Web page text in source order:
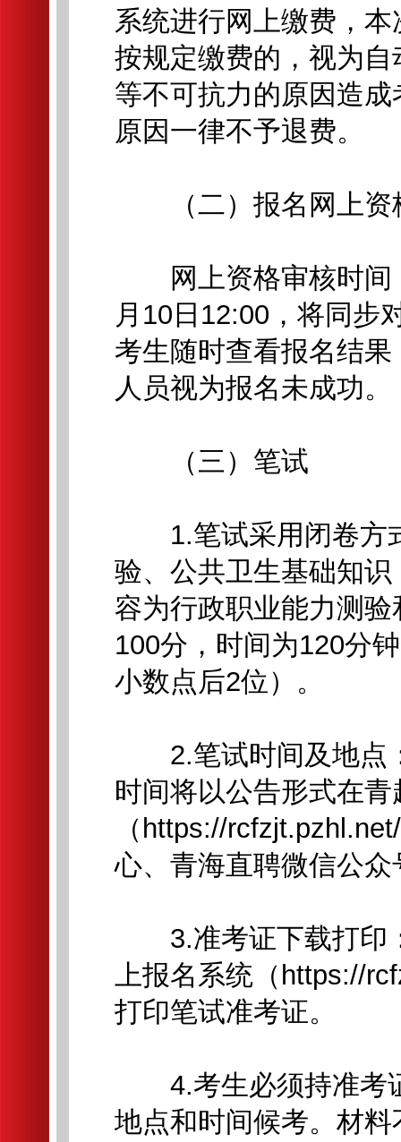
系统进行网上缴费，
按规定缴费的，视为
等不可抗力的原因造
原因一律不予退费。
（二）报名网上资
网上资格审核时间
月10日12:00，将同步
考生随时查看报名结
人员视为报名未成功。
（三）笔试
1.笔试采用闭卷方
验、公共卫生基础知
容为行政职业能力测
100分，时间为120分
小数点后2位）。
2.笔试时间及地点
时间将以公告形式在
（https://
心、青海直聘微信公
3.准考证下载打印
上报名系统（https://
打印笔试准考证。
4.考生必须持准考
地点和时间候考。材